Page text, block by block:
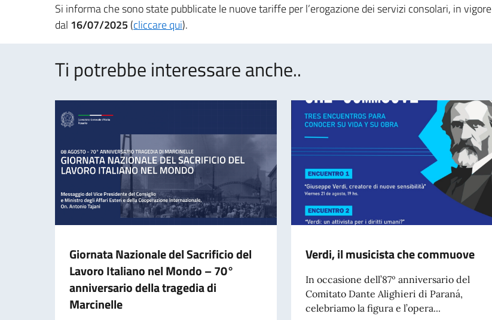
Si informa che sono state pubblicate le nuove tariffe per l’erogazione dei servizi consolari, in vigore
dal 16/07/2025 (cliccare qui).
Ti potrebbe interessare anche..
Giornata Nazionale del Sacrificio del
Lavoro Italiano nel Mondo – 70°
anniversario della tragedia di
Marcinelle
Verdi, il musicista che commuove
In occasione dell’87º anniversario del
Comitato Dante Alighieri di Paraná,
celebriamo la figura e l’opera...